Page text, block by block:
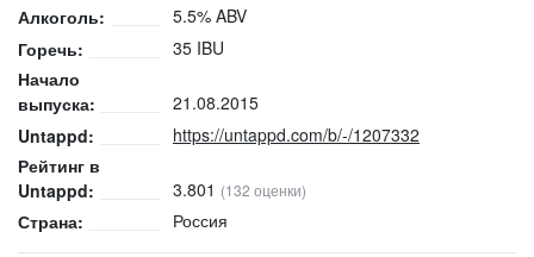
Алкоголь:
5.5% ABV
Горечь:
35 IBU
Начало
выпуска:
21.08.2015
Untappd:
https://untappd.com/b/-/1207332
Рейтинг в
Untappd:
3.801 (132 оценки)
Страна: Россия